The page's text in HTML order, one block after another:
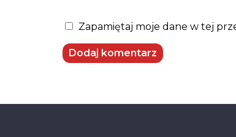
Zapamiętaj moje dane w tej